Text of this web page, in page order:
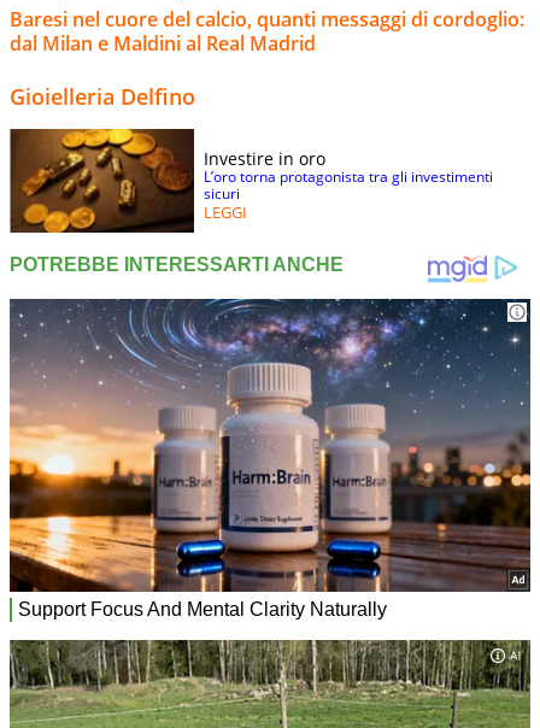
Baresi nel cuore del calcio, quanti messaggi di cordoglio:
dal Milan e Maldini al Real Madrid
Gioielleria Delfino
Investire in oro
L’oro torna protagonista tra gli investimenti
sicuri
LEGGI